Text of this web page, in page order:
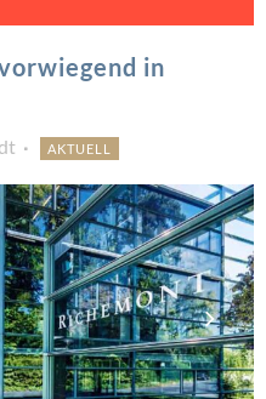
in
AKTUELL